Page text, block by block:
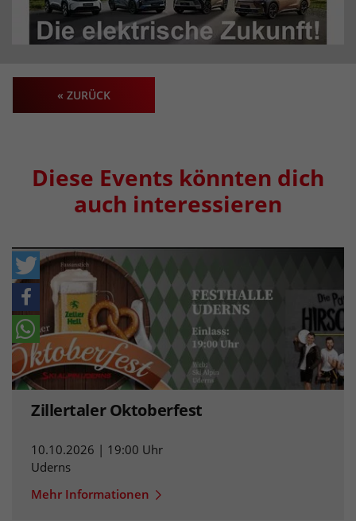
« ZURÜCK
Diese Events könnten dich
auch interessieren
Zillertaler Oktoberfest
10.10.2026 | 19:00 Uhr
Uderns
Mehr Informationen